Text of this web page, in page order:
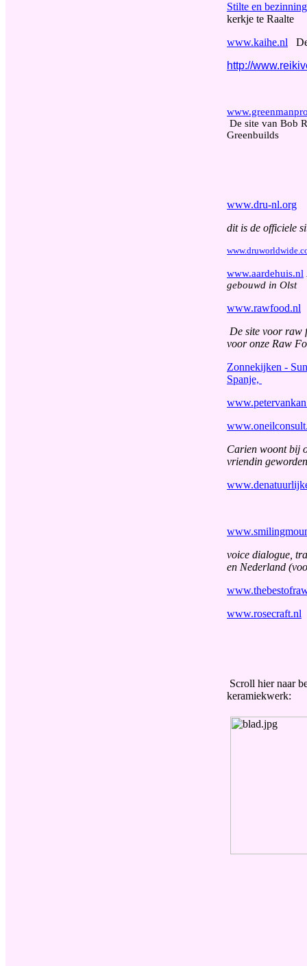
Stilte en
kerkje te Raalte
www.kaihe.nl
http://
De site van Bob
Greenbuilds
www.dru-nl.org
dit is de officiele
www.aardehuis.nl
gebouwd in Olst
www.rawfood.nl
De site voor raw
voor onze Raw
Zonnekijken -
Spanje,
Carien woont bij
vriendin geworden
voice dialogue,
en Nederland
www.rosecraft.nl
Scroll hier naar
keramiekwerk: